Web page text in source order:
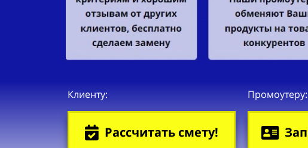
Клиенту:
Рассчитать смету!
Промоутеру: